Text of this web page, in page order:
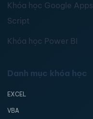
Khóa học Google Apps
Script
Khóa học Power BI
Danh mục khóa học
EXCEL
VBA